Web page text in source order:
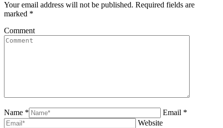
Your email address will not be published. Required fields are
marked *
Comment
Name *
Email *
Website